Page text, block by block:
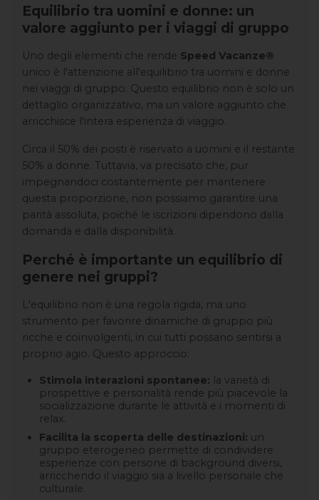
Equilibrio tra uomini e donne: un
valore aggiunto per i viaggi di gruppo
Uno degli elementi che rende Speed Vacanze®
unico è l'attenzione all'equilibrio tra uomini e donne
nei viaggi di gruppo. Questo equilibrio non è solo un
dettaglio organizzativo, ma un valore aggiunto che
arricchisce l'intera esperienza di viaggio.
Circa il 50% dei posti è riservato a uomini e il restante
50% a donne. Tuttavia, va precisato che, pur
impegnandoci costantemente per mantenere
questa proporzione, non possiamo garantire una
parità assoluta, poiché le iscrizioni dipendono dalla
domanda e dalla disponibilità.
Perché è importante un equilibrio di
genere nei gruppi?
L'equilibrio non è una regola rigida, ma uno
strumento per favorire dinamiche di gruppo più
ricche e coinvolgenti, in cui tutti possano sentirsi a
proprio agio. Questo approccio:
Stimola interazioni spontanee: la varietà di
prospettive e personalità rende più piacevole la
socializzazione durante le attività e i momenti di
relax.
Facilita la scoperta delle destinazioni: un
gruppo eterogeneo permette di condividere
esperienze con persone di background diversi,
arricchendo il viaggio sia a livello personale che
culturale.